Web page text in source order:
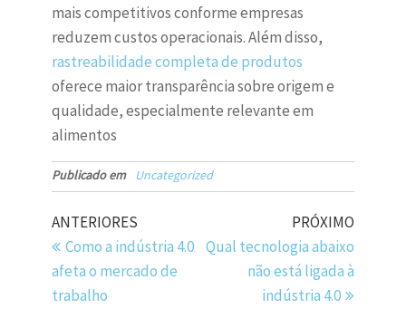
mais competitivos conforme empresas
reduzem custos operacionais. Além disso,
rastreabilidade completa de produtos
oferece maior transparência sobre origem e
qualidade, especialmente relevante em
alimentos
Publicado em Uncategorized
ANTERIORES
Como a indústria 4.0
afeta o mercado de
trabalho
PRÓXIMO
Qual tecnologia abaixo
não está ligada à
indústria 4.0